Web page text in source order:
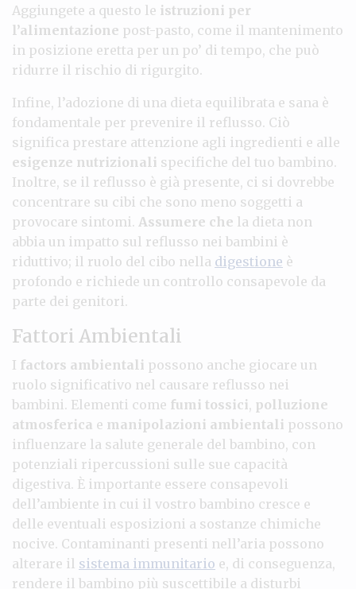
Aggiungete a questo le istruzioni per
l’alimentazione post-pasto, come il mantenimento
in posizione eretta per un po’ di tempo, che può
ridurre il rischio di rigurgito.
Infine, l’adozione di una dieta equilibrata e sana è
fondamentale per prevenire il reflusso. Ciò
significa prestare attenzione agli ingredienti e alle
esigenze nutrizionali specifiche del tuo bambino.
Inoltre, se il reflusso è già presente, ci si dovrebbe
concentrare su cibi che sono meno soggetti a
provocare sintomi. Assumere che la dieta non
abbia un impatto sul reflusso nei bambini è
riduttivo; il ruolo del cibo nella digestione è
profondo e richiede un controllo consapevole da
parte dei genitori.
Fattori Ambientali
I factors ambientali possono anche giocare un
ruolo significativo nel causare reflusso nei
bambini. Elementi come fumi tossici, polluzione
atmosferica e manipolazioni ambientali possono
influenzare la salute generale del bambino, con
potenziali ripercussioni sulle sue capacità
digestiva. È importante essere consapevoli
dell’ambiente in cui il vostro bambino cresce e
delle eventuali esposizioni a sostanze chimiche
nocive. Contaminanti presenti nell’aria possono
alterare il sistema immunitario e, di conseguenza,
rendere il bambino più suscettibile a disturbi